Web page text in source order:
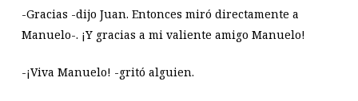
-Gracias -dijo Juan. Entonces miró directamente a
Manuelo-. ¡Y gracias a mi valiente amigo Manuelo!
-¡Viva Manuelo! -gritó alguien.